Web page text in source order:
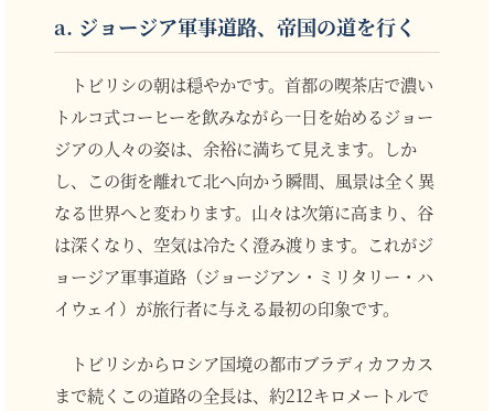
a. ジョージア軍事道路、帝国の道を行く
トビリシの朝は穏やかです。首都の喫茶店で濃い
トルコ式コーヒーを飲みながら一日を始めるジョー
ジアの人々の姿は、余裕に満ちて見えます。しか
し、この街を離れて北へ向かう瞬間、風景は全く異
なる世界へと変わります。山々は次第に高まり、谷
は深くなり、空気は冷たく澄み渡ります。これがジ
ョージア軍事道路（ジョージアン・ミリタリー・ハ
イウェイ）が旅行者に与える最初の印象です。
トビリシからロシア国境の都市ブラディカフカス
まで続くこの道路の全長は、約212キロメートルで